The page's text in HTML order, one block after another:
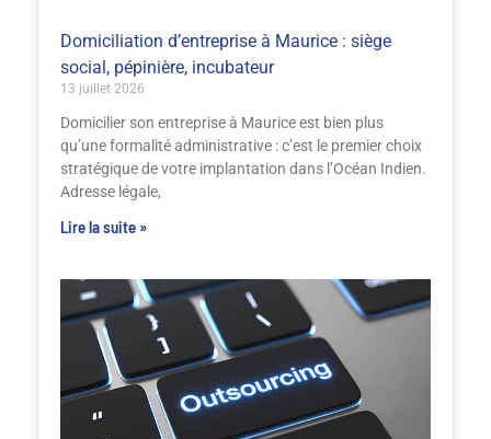
Domiciliation d’entreprise à Maurice : siège
social, pépinière, incubateur
13 juillet 2026
Domicilier son entreprise à Maurice est bien plus
qu’une formalité administrative : c’est le premier choix
stratégique de votre implantation dans l’Océan Indien.
Adresse légale,
Lire la suite »